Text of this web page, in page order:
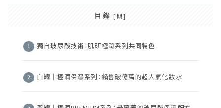
目錄
獨自玻尿酸技術！肌研極潤系列共同特色
白罐｜極潤保濕系列：銷售破億萬的超人氣化妝水